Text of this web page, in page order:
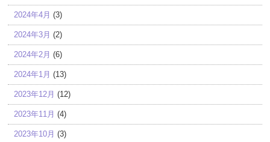
2024年4月 (3)
2024年3月 (2)
2024年2月 (6)
2024年1月 (13)
2023年12月 (12)
2023年11月 (4)
2023年10月 (3)